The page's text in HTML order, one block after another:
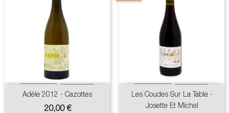
Adèle 2012 - Cazottes
Prix
20,00 €
Les Coudes Sur La Table -
Josette Et Michel